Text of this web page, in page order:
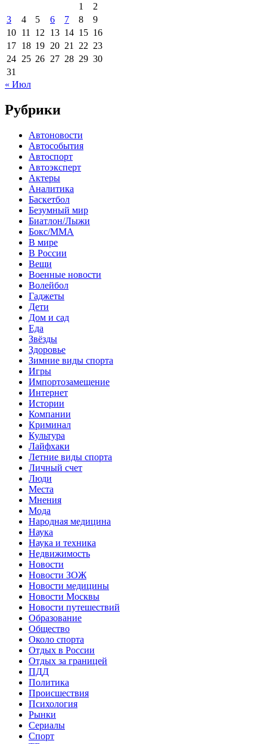
1
2
3
4 5 6 7 8
9
10 11 12 13 14 15 16
17 18 19 20 21 22 23
24 25 26 27 28 29 30
31
« Июл
Рубрики
Автоновости
Автособытия
Автоспорт
Автоэксперт
Актеры
Аналитика
Баскетбол
Безумный мир
Биатлон/Лыжи
Бокс/MMA
В мире
В России
Вещи
Военные новости
Волейбол
Гаджеты
Дети
Дом и сад
Еда
Звёзды
Здоровье
Зимние виды спорта
Игры
Импортозамещение
Интернет
Истории
Компании
Криминал
Культура
Лайфхаки
Летние виды спорта
Личный счет
Люди
Места
Мнения
Мода
Народная медицина
Наука
Наука и техника
Недвижимость
Новости
Новости ЗОЖ
Новости медицины
Новости Москвы
Новости путешествий
Образование
Общество
Около спорта
Отдых в России
Отдых за границей
ПДД
Политика
Происшествия
Психология
Рынки
Сериалы
Спорт